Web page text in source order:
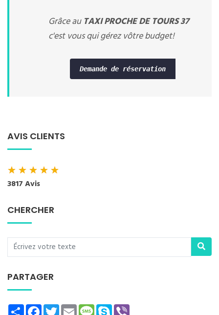
Grâce au TAXI PROCHE DE TOURS 37
c'est vous qui gérez vôtre budget!
Demande de réservation
AVIS CLIENTS
★★★★★
3817 Avis
CHERCHER
PARTAGER
ShareFacebookTwitterEmailMessage
Skype